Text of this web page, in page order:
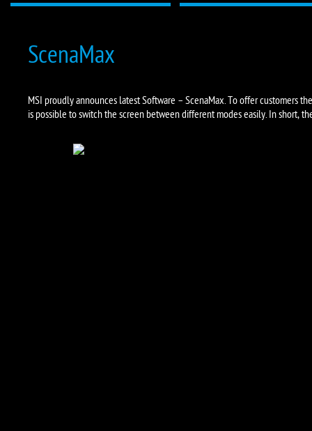
ScenaMax
MSI proudly announces latest Software – ScenaMax. To offer customers
is possible to switch the screen between different modes easily. In short,